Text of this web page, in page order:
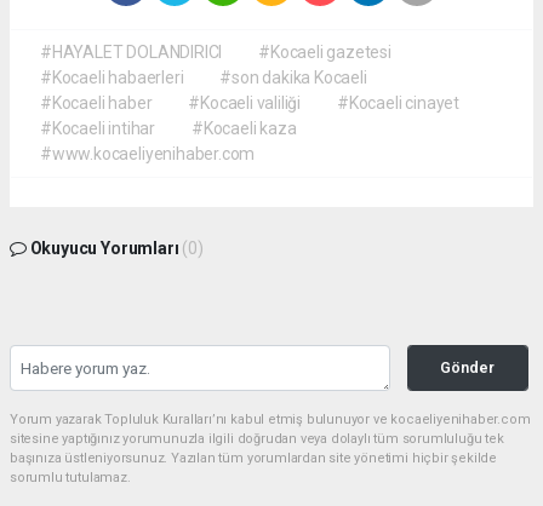
#HAYALET DOLANDIRICI
#Kocaeli gazetesi
#Kocaeli habaerleri
#son dakika Kocaeli
#Kocaeli haber
#Kocaeli valiliği
#Kocaeli cinayet
#Kocaeli intihar
#Kocaeli kaza
#www.kocaeliyenihaber.com
Okuyucu Yorumları (0)
Gönder
Yorum yazarak Topluluk Kuralları’nı kabul etmiş bulunuyor ve kocaeliyenihaber.com
sitesine yaptığınız yorumunuzla ilgili doğrudan veya dolaylı tüm sorumluluğu tek
başınıza üstleniyorsunuz. Yazılan tüm yorumlardan site yönetimi hiçbir şekilde
sorumlu tutulamaz.